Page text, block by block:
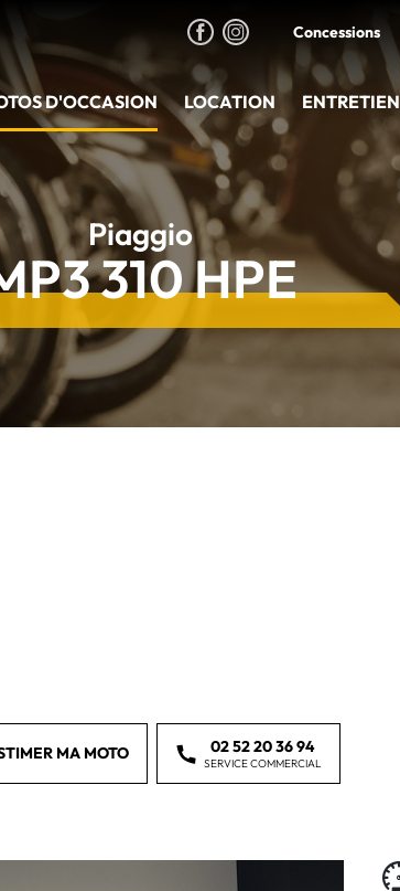
Concessions
D'OCCASION LOCATION ENTRETIEN
Piaggio
310 HPE
MA MOTO 02 52 20 36 94
SERVICE COMMERCIAL